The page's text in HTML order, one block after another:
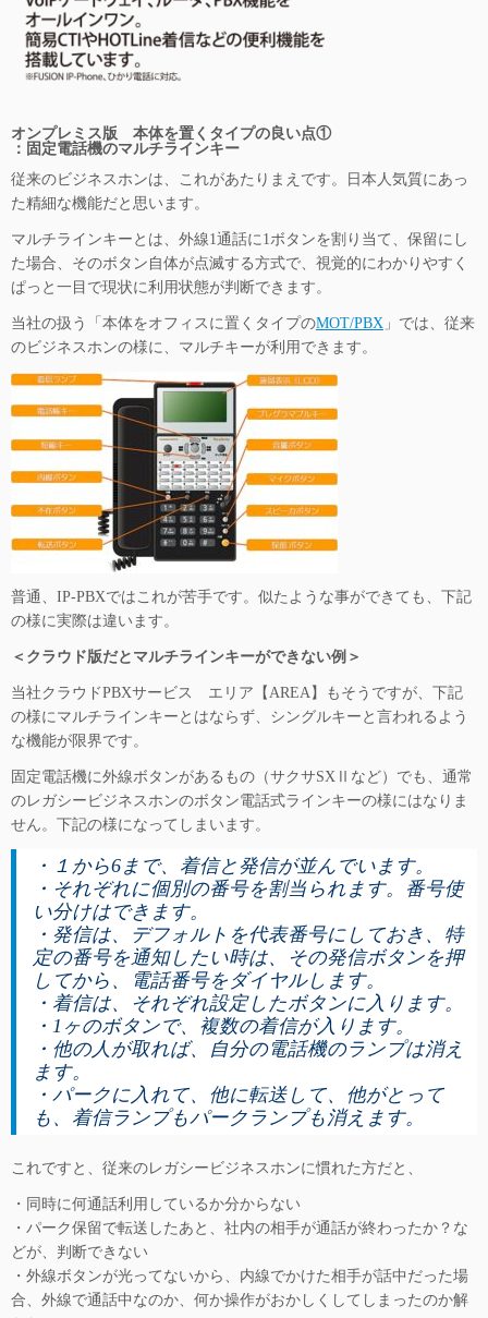
オンプレミス版 本体を置くタイプの良い点①
： 固定電話機のマルチラインキー
従来のビジネスホンは、これがあたりまえです。日本人気質にあっ
た精細な機能だと思います。
マルチラインキーとは、外線1通話に1ボタンを割り当て、保留にし
た場合、そのボタン自体が点滅する方式で、視覚的にわかりやすく
ぱっと一目で現状に利用状態が判断できます。
当社の扱う「本体をオフィスに置くタイプのMOT/PBX 」では、従来
のビジネスホンの様に、マルチキーが利用できます。
普通、IP-PBXではこれが苦手です。似たような事ができても、下記
の様に実際は違います。
＜クラウド版だとマルチラインキーができない例＞
当社クラウドPBXサービス エリア【AREA】もそうですが、下記
の様にマルチラインキーとはならず、シングルキーと言われるよう
な機能が限界です。
固定電話機に外線ボタンがあるもの（サクサSXⅡなど）でも、通常
のレガシービジネスホンのボタン電話式ラインキーの様にはなりま
せん。下記の様になってしまいます。
・１から6まで、着信と発信が並んでいます。
・それぞれに個別の番号を割当られます。番号使
い分けはできます。
・発信は、デフォルトを代表番号にしておき、特
定の番号を通知したい時は、その発信ボタンを押
してから、電話番号をダイヤルします。
・着信は、それぞれ設定したボタンに入ります。
・1ヶのボタンで、複数の着信が入ります。
・他の人が取れば、自分の電話機のランプは消え
ます。
・パークに入れて、他に転送して、他がとって
も、着信ランプもパークランプも消えます。
これですと、従来のレガシービジネスホンに慣れた方だと、
・同時に何通話利用しているか分からない
・パーク保留で転送したあと、社内の相手が通話が終わったか？な
どが、判断できない
・外線ボタンが光ってないから、内線でかけた相手が話中だった場
合、外線で通話中なのか、何か操作がおかしくしてしまったのか解